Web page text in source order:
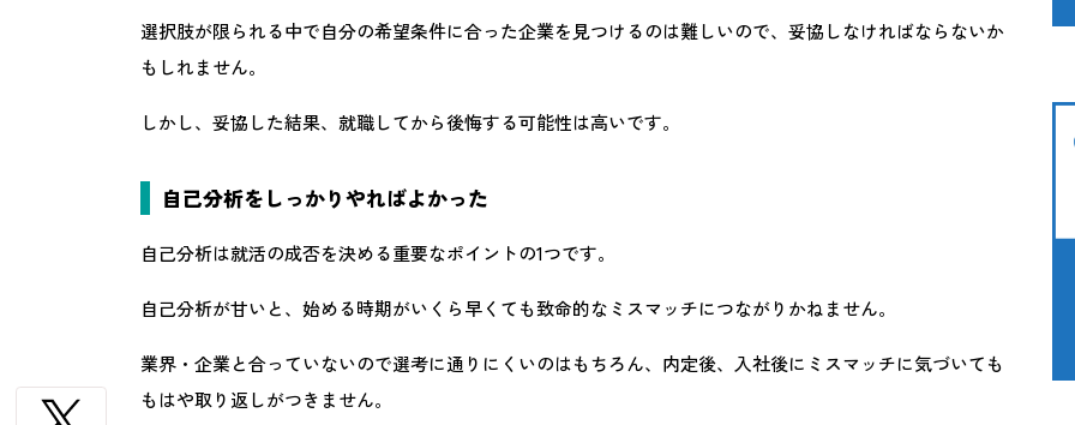
選択肢が限られる中で自分の希望条件に合った企業を見つけるのは難しいので、妥協しなければならないか
もしれません。
しかし、妥協した結果、就職してから後悔する可能性は高いです。
自己分析をしっかりやればよかった
自己分析は就活の成否を決める重要なポイントの1つです。
自己分析が甘いと、始める時期がいくら早くても致命的なミスマッチにつながりかねません。
業界・企業と合っていないので選考に通りにくいのはもちろん、内定後、入社後にミスマッチに気づいても
もはや取り返しがつきません。